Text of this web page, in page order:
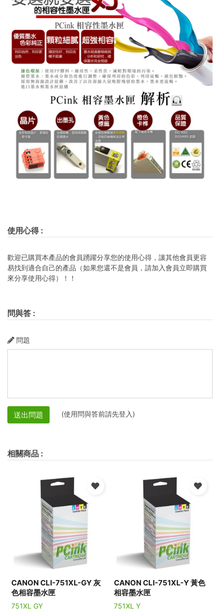
使用心得:
歡迎已購買本產品的會員踴躍分享您的使用心得，讓其他會員更容
易找到適合自己的產品（如果您還不是會員，請加入會員立即購買
來分享使用心得）！！
問與答 :
問題
送出問題 (使用問與答前請先登入)
相關商品 :
CANON CLI-751XL-GY 灰
色相容墨水匣
751XL GY
CANON CLI-751XL-Y 黃色
相容墨水匣
751XL Y